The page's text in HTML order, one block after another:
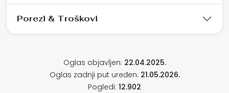
Porezi & Troškovi
Oglas objavljen: 22.04.2025.
Oglas zadnji put uređen: 21.05.2026.
Pogledi: 12.902